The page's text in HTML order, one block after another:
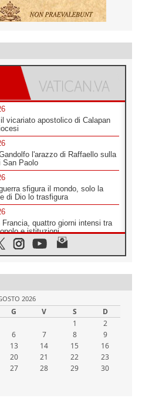
vicariato apostolico di Calapan
l'arazzo di Raffaello sulla
San Paolo
sfigura il mondo, solo la
di Dio lo trasfigura
Francia, quattro giorni intensi tra
e istituzioni
dare voce alle religiose
gli sfollati invisibili di una crisi
carceri al limite della
per caldo e sovraffollamento
il viaggio in Messico: "La
con l'empatia per il dolore altrui"
2026
G V S
D
1
2
6 7 8
9
13 14 15
16
20 21 22
23
27 28 29
30